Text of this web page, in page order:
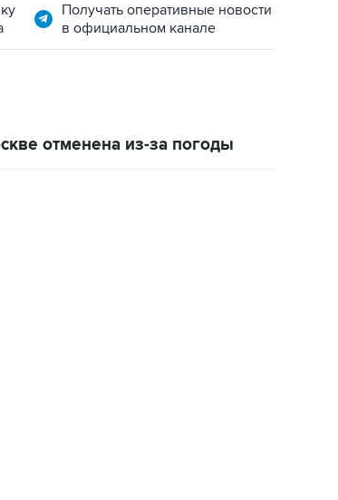
Получать оперативные новости
в официальном канале
отменена из-за погоды